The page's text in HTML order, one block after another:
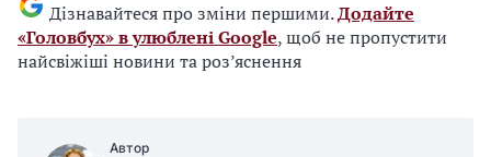
Дізнавайтеся про зміни першими.Додайте
«Головбух» в улюблені Google, щоб не пропустити
найсвіжіші новини та роз’яснення
Автор